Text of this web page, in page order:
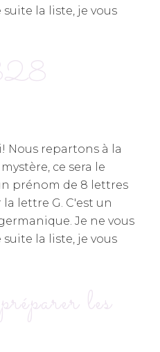
la liste, je vous
Nous repartons à la
ce sera le
prénom de 8 lettres
lettre G. C'est un
Je ne vous
la liste, je vous
les